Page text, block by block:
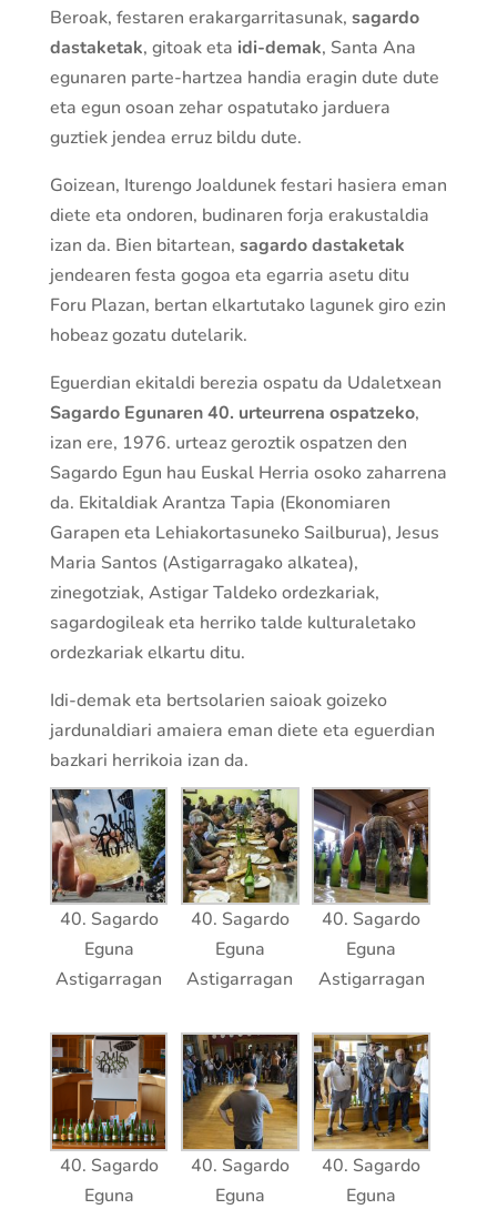
Beroak, festaren erakargarritasunak, sagardo
dastaketak, gitoak eta idi-demak, Santa Ana
egunaren parte-hartzea handia eragin dute dute
eta egun osoan zehar ospatutako jarduera
guztiek jendea erruz bildu dute.
Goizean, Iturengo Joaldunek festari hasiera eman
diete eta ondoren, budinaren forja erakustaldia
izan da. Bien bitartean, sagardo dastaketak
jendearen festa gogoa eta egarria asetu ditu
Foru Plazan, bertan elkartutako lagunek giro ezin
hobeaz gozatu dutelarik.
Eguerdian ekitaldi berezia ospatu da Udaletxean
Sagardo Egunaren 40. urteurrena ospatzeko,
izan ere, 1976. urteaz geroztik ospatzen den
Sagardo Egun hau Euskal Herria osoko zaharrena
da. Ekitaldiak Arantza Tapia (Ekonomiaren
Garapen eta Lehiakortasuneko Sailburua), Jesus
Maria Santos (Astigarragako alkatea),
zinegotziak, Astigar Taldeko ordezkariak,
sagardogileak eta herriko talde kulturaletako
ordezkariak elkartu ditu.
Idi-demak eta bertsolarien saioak goizeko
jardunaldiari amaiera eman diete eta eguerdian
bazkari herrikoia izan da.
40. Sagardo
Eguna
Astigarragan
40. Sagardo
Eguna
Astigarragan
40. Sagardo
Eguna
Astigarragan
40. Sagardo
Eguna
40. Sagardo
Eguna
40. Sagardo
Eguna